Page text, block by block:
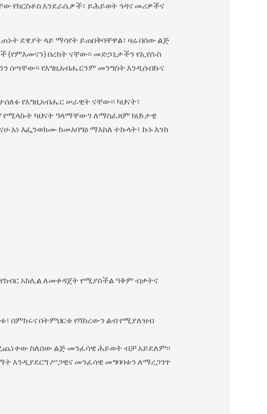
የክርስቶስ እንደራሴዎች፣ ይሕይወት ጎዳና መሪዎችና
ደዌያት ላይ ማሳየት ይጠበቅባቸዋል፣ ዛሬ በሰው ልጅ
በረከት ናቸው፡፡ መድኃኒታችን የኢየሱስ
ሰጣቸው፡፡ የእግዚአብሔርንም መንግስት እንዲሰብኩና
የእግዚአብሔር ሠራዊት ናቸው፡፡ ካህናት፣
የሚላኩት ካህናት ዓላማቸውን ለማስፈጸም ክህነታዊ
አነ እፌንወክሙ ከመአባግዕ ማእከለ ተኩላት፣ ኩኑ እንከ
አክሊል ለመቀዳጀት የሚያስችል ዓቅም ብቃትና
በምክሩና በትምህርቱ የሻከረውን ልብ የሚያለዝብ
ስለሰው ልጅ መንፈሳዊ ሕይወት ብቻ አይደለም፡፡
እንዲያደርግ ሥጋዊና መንፈሳዊ መግባባቱን ለማረጋገጥ